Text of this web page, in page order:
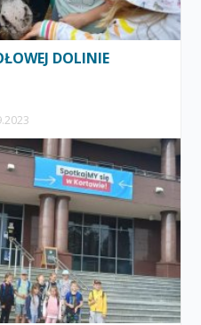
DOLINIE